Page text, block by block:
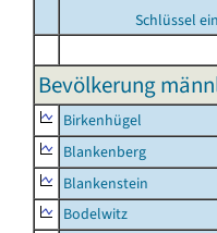
Schlüssel
Bevölkerung
Birkenhügel
Blankenberg
Blankenstein
Bodelwitz